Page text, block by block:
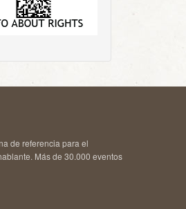
de referencia para el
Más de 30.000 eventos